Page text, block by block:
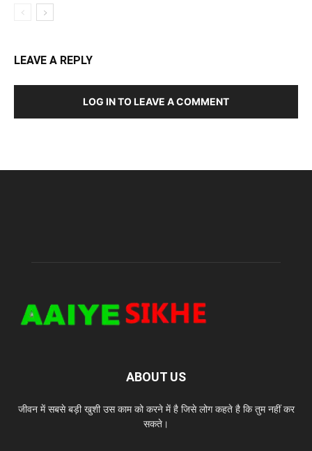
LEAVE A REPLY
LOG IN TO LEAVE A COMMENT
ABOUT US
जीवन में सबसे बड़ी खुशी उस काम को करने में है जिसे लोग कहते है कि तुम नहीं कर
सकते।